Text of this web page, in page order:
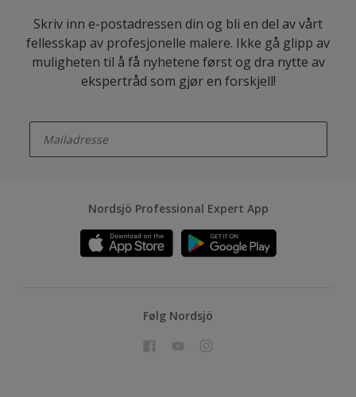
Skriv inn e-postadressen din og bli en del av vårt
fellesskap av profesjonelle malere. Ikke gå glipp av
muligheten til å få nyhetene først og dra nytte av
ekspertråd som gjør en forskjell!
Nordsjö Professional Expert App
Følg Nordsjö